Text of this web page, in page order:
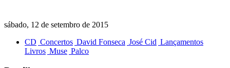
sábado, 12 de setembro de 2015
CD Concertos David Fonseca José Cid Lançamentos
Livros Muse Palco